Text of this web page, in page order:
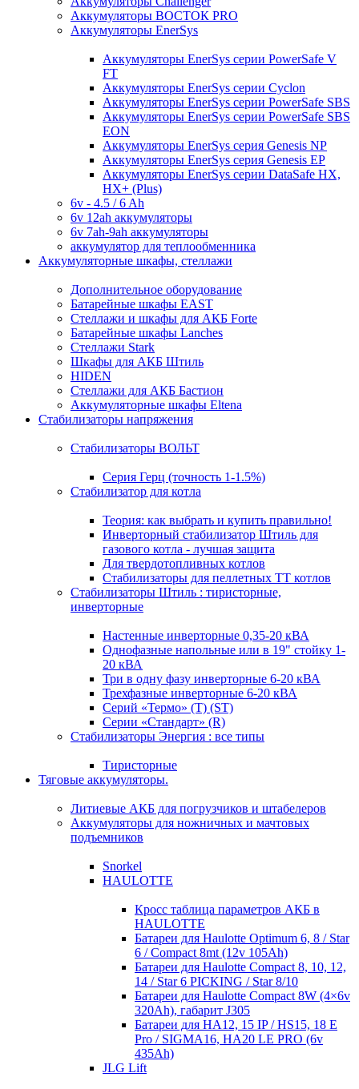
Аккумуляторы ВОСТОК PRO
Аккумуляторы EnerSys
Аккумуляторы EnerSys серии PowerSafe V
FT
Аккумуляторы EnerSys серии Cyclon
Аккумуляторы EnerSys серии PowerSafe SBS
Аккумуляторы EnerSys серии PowerSafe SBS
EON
Аккумуляторы EnerSys серия Genesis NP
Аккумуляторы EnerSys серия Genesis EP
Аккумуляторы EnerSys серии DataSafe HX,
HX+ (Plus)
6v - 4.5 / 6 Ah
6v 12ah аккумуляторы
6v 7ah-9ah аккумуляторы
аккумулятор для теплообменника
Аккумуляторные шкафы, стеллажи
Дополнительное оборудование
Батарейные шкафы EAST
Стеллажи и шкафы для АКБ Forte
Батарейные шкафы Lanches
Стеллажи Stark
Шкафы для АКБ Штиль
HIDEN
Стеллажи для АКБ Бастион
Аккумуляторные шкафы Eltena
Стабилизаторы напряжения
Стабилизаторы ВОЛЬТ
Серия Герц (точность 1-1.5%)
Стабилизатор для котла
Теория: как выбрать и купить правильно!
Инверторный стабилизатор Штиль для
газового котла - лучшая защита
Для твердотопливных котлов
Стабилизаторы для пеллетных ТТ котлов
Стабилизаторы Штиль : тиристорные,
инверторные
Настенные инверторные 0,35-20 кВА
Однофазные напольные или в 19" стойку 1-
20 кВА
Три в одну фазу инверторные 6-20 кВА
Трехфазные инверторные 6-20 кВА
Серий «Термо» (T) (ST)
Серии «Стандарт» (R)
Стабилизаторы Энергия : все типы
Тиристорные
Тяговые аккумуляторы.
Литиевые АКБ для погрузчиков и штабелеров
Аккумуляторы для ножничных и мачтовых
подъемников
Snorkel
HAULOTTE
Кросc таблица параметров АКБ в
HAULOTTE
Батареи для Haulotte Optimum 6, 8 / Star
6 / Compact 8mt (12v 105Ah)
Батареи для Haulotte Compact 8, 10, 12,
14 / Star 6 PICKING / Star 8/10
Батареи для Haulotte Compact 8W (4×6v
320Ah), габарит J305
Батареи для HA12, 15 IP / HS15, 18 E
Pro / SIGMA16, HA20 LE PRO (6v
435Ah)
JLG Lift